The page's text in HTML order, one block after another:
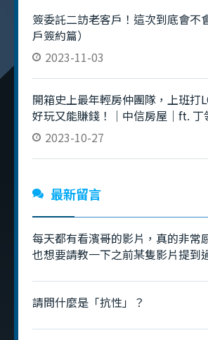
簽委託二訪老客戶！這次到底會不
戶簽約篇）
2023-11-03
開箱史上最年輕房仲團隊，上班打
好玩又能賺錢！｜中信房屋｜ft. 丁
2023-10-27
最新留言
每天都有看濱哥的影片，真的非常
也想要請教一下之前某隻影片提到
嗎？
請問什麼是「抗性」？